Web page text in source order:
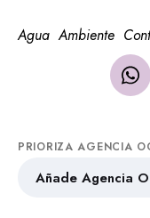
Agua Ambiente
PRIORIZA AGENCIA
Añade Agencia